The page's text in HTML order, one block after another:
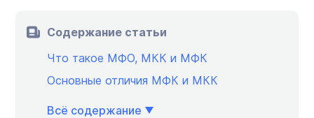
Содержание статьи
Что такое МФО, МКК и МФК
Основные отличия МФК и МКК
Всё содержание